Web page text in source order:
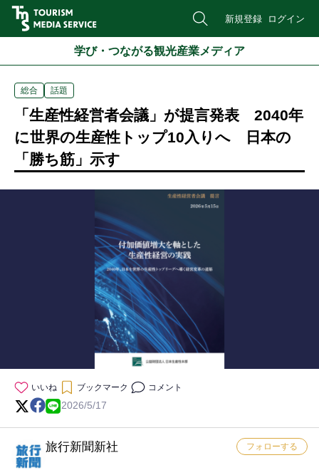
新規登録 ログイン
学び・つながる観光産業メディア
総合 話題
「生産性経営者会議」が提言発表 2040年
に世界の生産性トップ10入りへ 日本の
「勝ち筋」示す
いいね ブックマーク コメント
2026/5/17
旅行新聞新社 フォローする